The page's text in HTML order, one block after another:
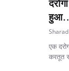
एक
करतूत